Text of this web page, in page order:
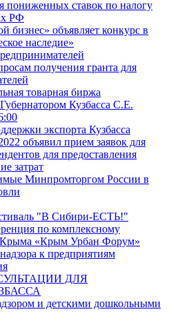
пониженных ставок по налогу
РФ
бизнес» объявляет конкурс в
наследие»
получения гранта для
товарная биржа
Кузбасса С.Е.
экспорта Кузбасса
объявил прием заявок для
для предоставления
затрат
Минпромторгом России в
"В Сибири-ЕСТЬ!"
по комплексному
Крыма «Крым Урбан Форум»
к предприятиям
ДЛЯ
и детскими дошкольными